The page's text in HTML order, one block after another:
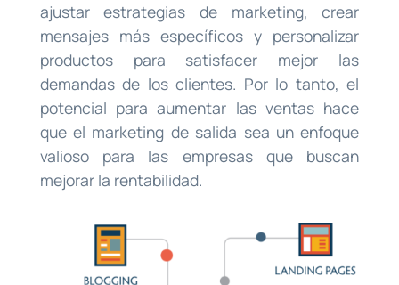
ajustar estrategias de marketing, crear
mensajes más específicos y personalizar
productos para satisfacer mejor las
demandas de los clientes. Por lo tanto, el
potencial para aumentar las ventas hace
que el marketing de salida sea un enfoque
valioso para las empresas que buscan
mejorar la rentabilidad.